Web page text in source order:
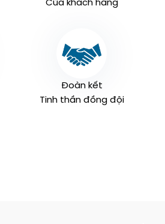
Của khách hàng
Đoàn kết
Tinh thần đồng đội